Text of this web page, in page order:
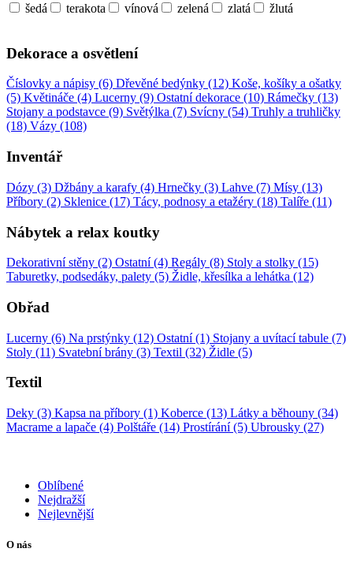
šedá
terakota vínová zelená zlatá žlutá
Dekorace a osvětlení
Číslovky a nápisy (6) Dřevěné bedýnky (12) Koše, košíky a ošatky
(5) Květináče (4) Lucerny (9) Ostatní dekorace (10) Rámečky (13)
Stojany a podstavce (9) Světýlka (7) Svícny (54) Truhly a truhličky
(18) Vázy (108)
Inventář
Dózy (3) Džbány a karafy (4) Hrnečky (3) Lahve (7) Mísy (13)
Příbory (2) Sklenice (17) Tácy, podnosy a etažéry (18) Talíře (11)
Nábytek a relax koutky
Dekorativní stěny (2) Ostatní (4) Regály (8) Stoly a stolky (15)
Taburetky, podsedáky, palety (5) Židle, křesílka a lehátka (12)
Obřad
Lucerny (6) Na prstýnky (12) Ostatní (1) Stojany a uvítací tabule (7)
Stoly (11) Svatební brány (3) Textil (32) Židle (5)
Textil
Deky (3) Kapsa na příbory (1) Koberce (13) Látky a běhouny (34)
Macrame a lapače (4) Polštáře (14) Prostírání (5) Ubrousky (27)
Oblíbené
Nejdražší
Nejlevnější
O nás